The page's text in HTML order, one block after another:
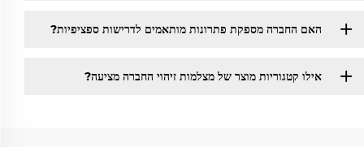
האם החברה מספקת פתרונות מותאמים לדרישות ספציפיות?
אילו קטגוריות מוצר של מצלמות זיהוי החברה מציעה?